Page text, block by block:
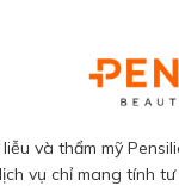
và thẩm mỹ
vụ chỉ mang tính